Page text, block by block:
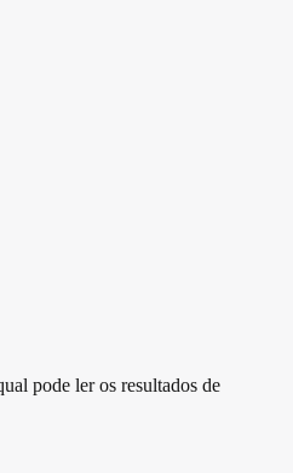
pode ler os resultados de